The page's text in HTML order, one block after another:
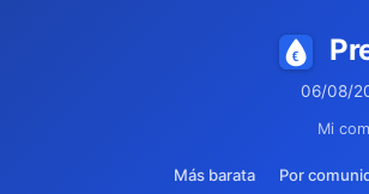
06/08/
Mi
Más barata Por